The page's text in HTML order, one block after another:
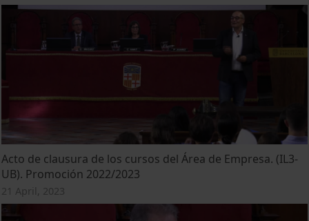
Acto de clausura de los cursos del Área de Empresa. (IL3-
UB). Promoción 2022/2023
21 April, 2023